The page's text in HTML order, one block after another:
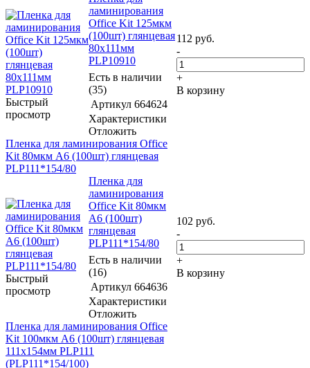
Быстрый
просмотр
ламинирования
Office Kit 125мкм
(100шт) глянцевая
80x111мм
PLP10910
Есть в наличии
(35)
Артикул 664624
Характеристики
Отложить
112 руб.
-
+
В корзину
Пленка для ламинирования Office
Kit 80мкм A6 (100шт) глянцевая
PLP111*154/80
Быстрый
просмотр
Пленка для
ламинирования
Office Kit 80мкм
A6 (100шт)
глянцевая
PLP111*154/80
Есть в наличии
(16)
Артикул 664636
Характеристики
Отложить
102 руб.
-
+
В корзину
Пленка для ламинирования Office
Kit 100мкм A6 (100шт) глянцевая
111x154мм PLP111
(PLP111*154/100)